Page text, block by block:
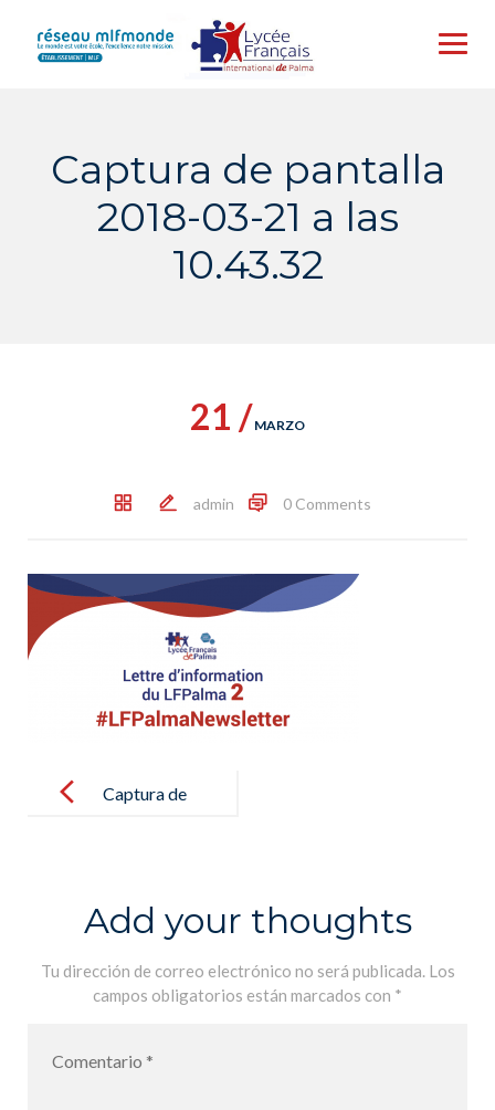
content
Captura de pantalla
2018-03-21 a las
10.43.32
21 / MARZO
admin 0 Comments
navigationCaptura de
Add your thoughts
Tu dirección de correo electrónico no será publicada. Los
campos obligatorios están marcados con *